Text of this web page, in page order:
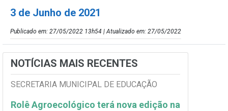
3 de Junho de 2021
Publicado em: 27/05/2022 13h54 | Atualizado em: 27/05/2022
NOTÍCIAS MAIS RECENTES
SECRETARIA MUNICIPAL DE EDUCAÇÃO
Rolê Agroecológico terá nova edição na